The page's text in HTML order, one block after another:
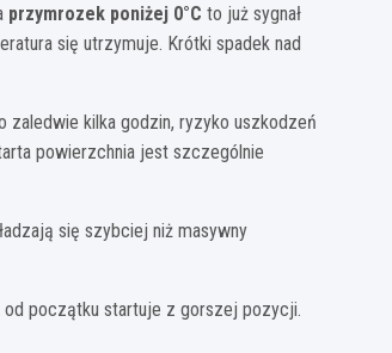
przymrozek poniżej 0°C to już sygnał
się utrzymuje. Krótki spadek nad
zaledwie kilka godzin, ryzyko uszkodzeń
powierzchnia jest szczególnie
się szybciej niż masywny
od początku startuje z gorszej pozycji.